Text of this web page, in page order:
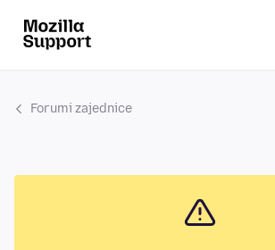
Forumi zajednice